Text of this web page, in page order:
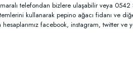
telefondan bizlere ulaşabilir veya
kullanarak pepino ağacı fidanı ve
facebook, instagram, twitter ve